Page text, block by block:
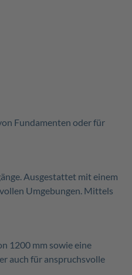
Fundamenten oder für
Ausgestattet mit einem
Umgebungen. Mittels
1200 mm sowie eine
auch für anspruchsvolle